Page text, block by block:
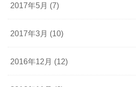
2017年5月 (7)
2017年3月 (10)
2016年12月 (12)